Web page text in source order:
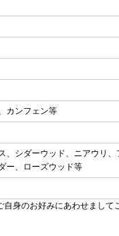
カンフェン等
、シダーウッド、ニアウリ
ー、ローズウッド等
身のお好みにあわせまして